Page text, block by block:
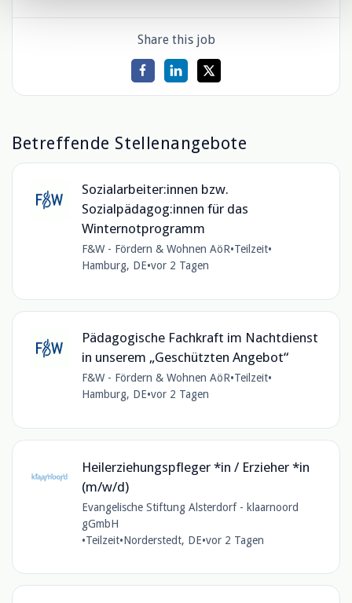
Share this job
Betreffende Stellenangebote
Sozialarbeiter:innen bzw.
Sozialpädagog:innen für das
Winternotprogramm
F&W - Fördern & Wohnen AöR•Teilzeit•
Hamburg, DE•vor 2 Tagen
Pädagogische Fachkraft im Nachtdienst
in unserem „Geschützten Angebot“
F&W - Fördern & Wohnen AöR•Teilzeit•
Hamburg, DE•vor 2 Tagen
Heilerziehungspfleger *in / Erzieher *in
(m/w/d)
Evangelische Stiftung Alsterdorf - klaarnoord
gGmbH
•Teilzeit•Norderstedt, DE•vor 2 Tagen